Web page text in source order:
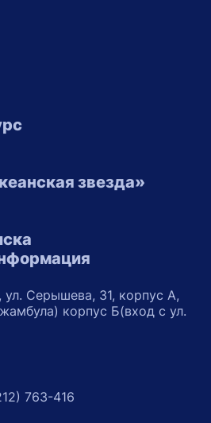
звезда»
ул. Серышева, 31, корпус А,
корпус Б(вход с ул.
763-416